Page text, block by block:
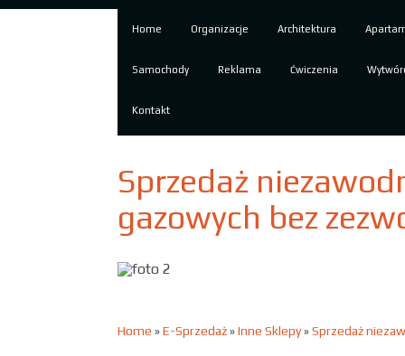
Home Organizacje Architektura
Samochody Reklama Ćwiczenia
Kontakt
Sprzedaż
gazowych bez
Home »E-Sprzedaż»Inne Sklepy»Sprzedaż